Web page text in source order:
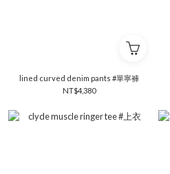
lined curved denim pants #單寧褲
NT$4,380